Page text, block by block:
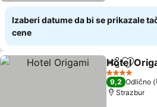
Izaberi datume da bi se prikazale
cene
Deli
Hotel
4 Zvezdice
9,2 Odlično
Strazbur